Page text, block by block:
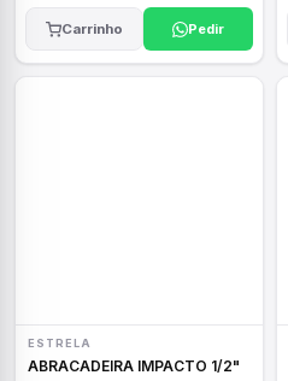
Carrinho Pedir
ESTRELA
ABRACADEIRA IMPACTO 1/2"